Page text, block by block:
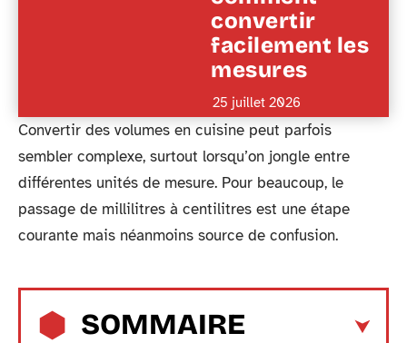
convertir
facilement les
mesures
25 juillet 2026
Convertir des volumes en cuisine peut parfois
sembler complexe, surtout lorsqu’on jongle entre
différentes unités de mesure. Pour beaucoup, le
passage de millilitres à centilitres est une étape
courante mais néanmoins source de confusion.
SOMMAIRE